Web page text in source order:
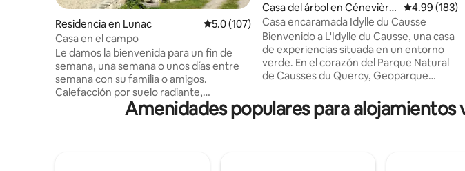
Residencia en Lunac Calificación promedio: 5.0 de 5; 107 evaluaciones
5.0 (107)
Casa en el campo
Le damos la bienvenida para un fin de
semana, una semana o unos días entre
semana con su familia o amigos.
Calefacción por suelo radiante,
estacionamiento. Equipamiento para
bebés. Se proporcionan sábanas. Casa
Casa del árbol en Cénevière
s
Calificación
4.99 (183)
Casa encaramada Idylle du Causse
Bienvenido a L'Idylle du Causse, una casa
de experiencias situada en un entorno
verde. En el corazón del Parque Natural
de Causses du Quercy, Geoparque
estrellado de Francia, nuestro nido te
espera para que te escapes durante una
Amenidades populares para alojamientos